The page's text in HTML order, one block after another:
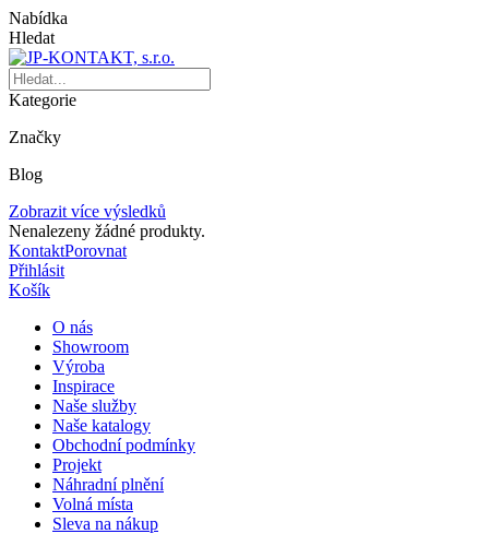
Nabídka
Hledat
Kategorie
Značky
Blog
Zobrazit více výsledků
Nenalezeny žádné produkty.
KontaktPorovnat
Přihlásit
Košík
O nás
Showroom
Výroba
Inspirace
Naše služby
Naše katalogy
Obchodní podmínky
Projekt
Náhradní plnění
Volná místa
Sleva na nákup